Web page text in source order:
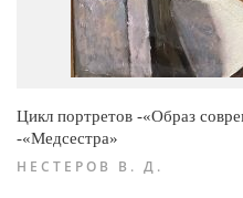
Цикл портретов -«Образ
-«Медсестра»
НЕСТЕРОВ В. Д.